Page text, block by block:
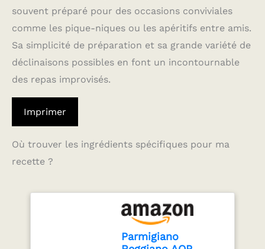
souvent préparé pour des occasions conviviales
comme les pique-niques ou les apéritifs entre amis.
Sa simplicité de préparation et sa grande variété de
déclinaisons possibles en font un incontournable
des repas improvisés.
Imprimer
Où trouver les ingrédients spécifiques pour ma
recette ?
Parmigiano